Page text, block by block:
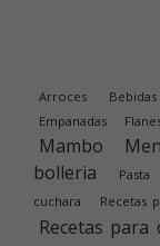
Arroces Bebidas
Empanadas
Mambo
bolleria
Pasta
cuchara
Recetas
Recetas para